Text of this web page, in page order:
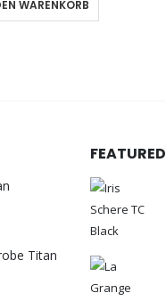
WARENKORB
Titan